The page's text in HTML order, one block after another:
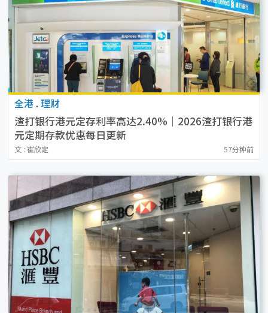
全港 . 理财
渣打银行港元定存利率高达2.40%｜2026渣打银行港
元定期存款优惠每日更新
文 : 崔欣定 57分钟前